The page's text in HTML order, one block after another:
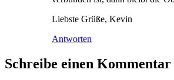
Liebste Grüße, Kevin
Antworten
Schreibe einen Kommentar